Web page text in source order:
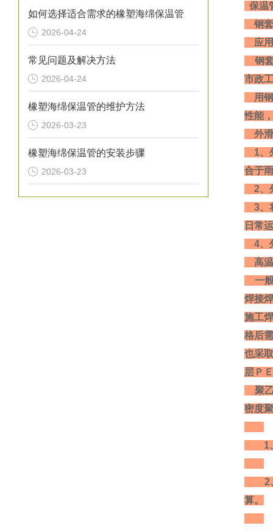
如何选择适合需求的橡塑海绵保温管
2026-04-24
常见问题及解决方法
2026-04-24
橡塑海绵保温管的维护方法
2026-03-23
橡塑海绵保温管的安装步骤
2026-03-23
保温
钢套
应
钢套
市政
用钢
性能
外滑
1、
合于
2、
3、
日常
4、
高温
一般
焊接
施工
格后
也采
层Ｐ
聚乙
密度
1、
2、
算。